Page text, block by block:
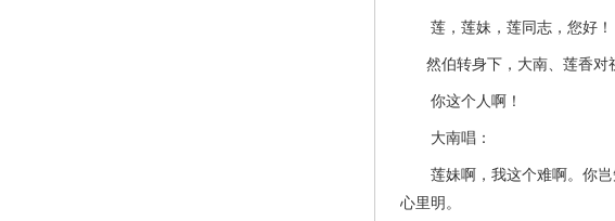
莲，莲妹，莲同志，您好！
然伯转身下，大南、莲香对
你这个人啊！
大南唱：
莲妹啊，我这个难啊。你岂
心里明。